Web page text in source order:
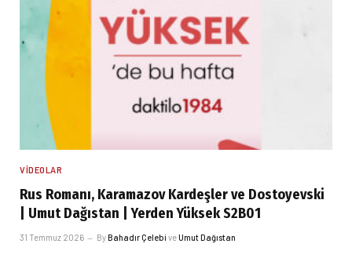
VIDEOLAR
Rus Romanı, Karamazov Kardeşler ve Dostoyevski
| Umut Dağıstan | Yerden Yüksek S2B01
31 Temmuz 2026 ByBahadır Çelebi veUmut Dağıstan